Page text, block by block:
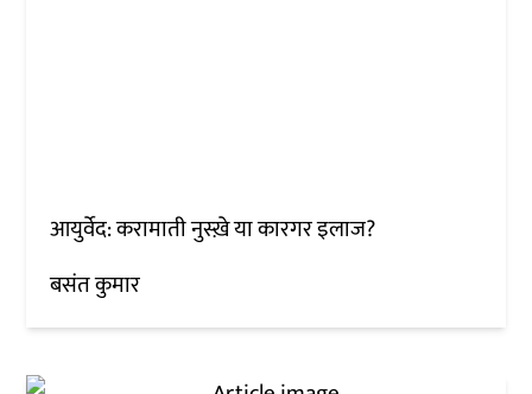
आयुर्वेद: करामाती नुस्ख़े या कारगर इलाज?
बसंत कुमार